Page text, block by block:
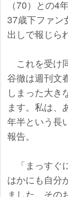
（70）との4
37歳下ファン
出しで報じら
これを受け
谷徹は週刊文
しまった大き
ます。私は、
年半という長
報告。
「まっすぐ
はかにも自分
ました。その